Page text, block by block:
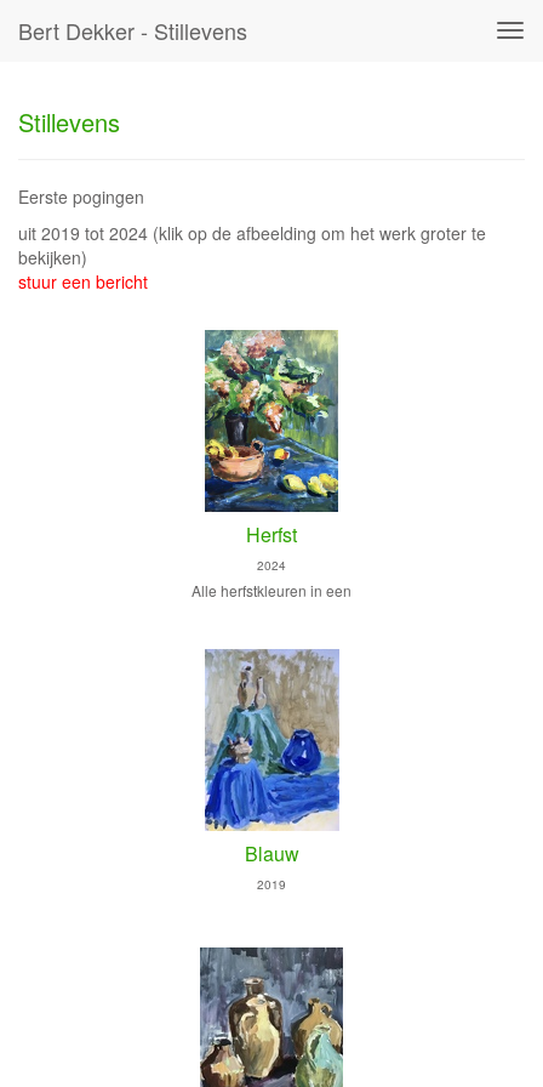
Bert Dekker - Stillevens
Stillevens
Eerste pogingen
uit 2019 tot 2024 (klik op de afbeelding om het werk groter te
bekijken)
stuur een bericht
Herfst
2024
Alle herfstkleuren in een
Blauw
2019